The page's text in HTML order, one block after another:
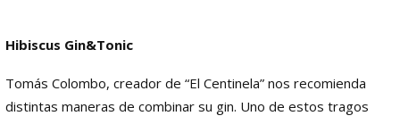
Hibiscus Gin&Tonic
Tomás Colombo, creador de “El Centinela” nos recomienda
distintas maneras de combinar su gin. Uno de estos tragos